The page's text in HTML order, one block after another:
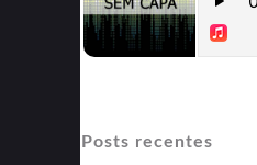
Posts recentes